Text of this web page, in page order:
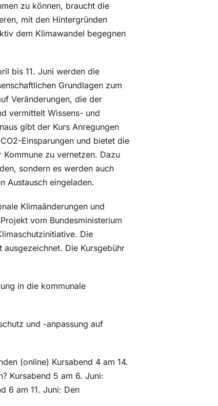
zu können, braucht die
mit den Hintergründen
dem Klimawandel begegnen
bis 11. Juni werden die
Grundlagen zum
Veränderungen, die der
vermittelt Wissens- und
gibt der Kurs Anregungen
Einsparungen und bietet die
zu vernetzen. Dazu
sondern es werden auch
Austausch eingeladen.
Klimaänderungen und
vom Bundesministerium
Die
Die Kursgebühr
in die kommunale
und -anpassung auf
(online) Kursabend 4 am 14.
Kursabend 5 am 6. Juni:
6 am 11. Juni: Den